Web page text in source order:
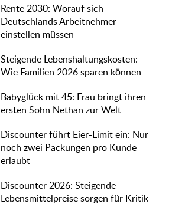
Rente 2030: Worauf sich
Deutschlands Arbeitnehmer
einstellen müssen
Steigende Lebenshaltungskosten:
Wie Familien 2026 sparen können
Babyglück mit 45: Frau bringt ihren
ersten Sohn Nethan zur Welt
Discounter führt Eier-Limit ein: Nur
noch zwei Packungen pro Kunde
erlaubt
Discounter 2026: Steigende
Lebensmittelpreise sorgen für Kritik